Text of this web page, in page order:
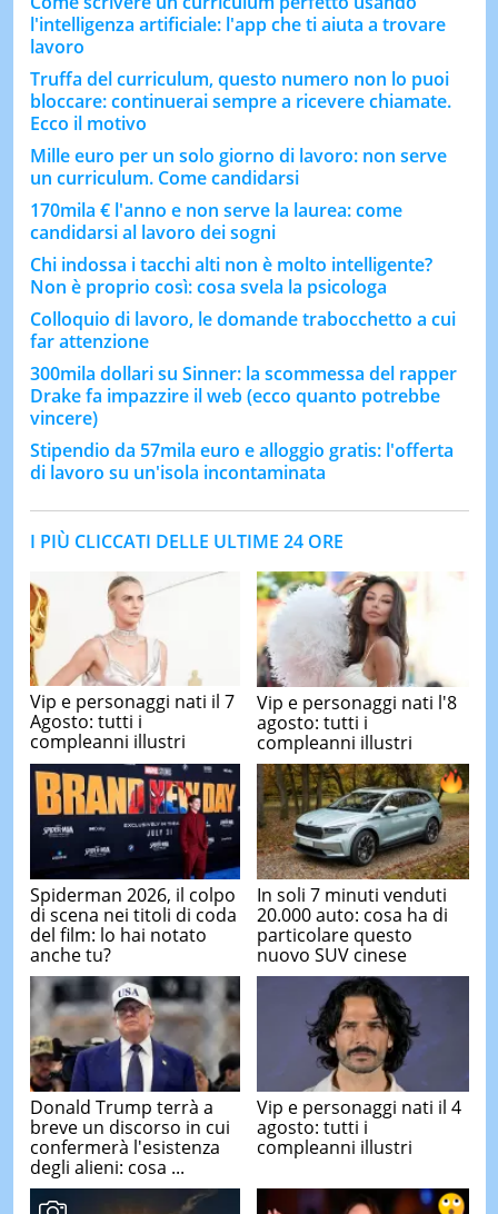
l'intelligenza artificiale: l'app che ti aiuta a trovare
lavoro
Truffa del curriculum, questo numero non lo puoi
bloccare: continuerai sempre a ricevere chiamate.
Ecco il motivo
Mille euro per un solo giorno di lavoro: non serve
un curriculum. Come candidarsi
170mila € l'anno e non serve la laurea: come
candidarsi al lavoro dei sogni
Chi indossa i tacchi alti non è molto intelligente?
Non è proprio così: cosa svela la psicologa
Colloquio di lavoro, le domande trabocchetto a cui
far attenzione
300mila dollari su Sinner: la scommessa del rapper
Drake fa impazzire il web (ecco quanto potrebbe
vincere)
Stipendio da 57mila euro e alloggio gratis: l'offerta
di lavoro su un'isola incontaminata
I PIÙ CLICCATI DELLE ULTIME 24 ORE
Vip e personaggi nati il 7
Agosto: tutti i
compleanni illustri
Vip e personaggi nati l'8
agosto: tutti i
compleanni illustri
Spiderman 2026, il colpo
di scena nei titoli di coda
del film: lo hai notato
anche tu?
In soli 7 minuti venduti
20.000 auto: cosa ha di
particolare questo
nuovo SUV cinese
Donald Trump terrà a
breve un discorso in cui
confermerà l'esistenza
degli alieni: cosa ...
Vip e personaggi nati il 4
agosto: tutti i
compleanni illustri